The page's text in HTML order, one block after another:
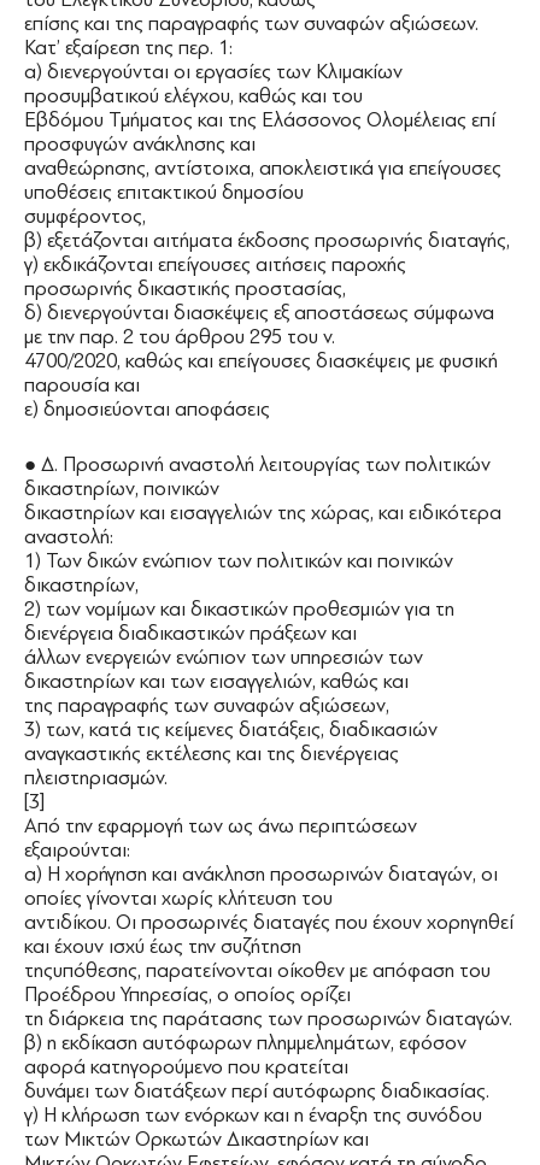
επίσης και της παραγραφής των συναφών αξιώσεων.
Κατ’ εξαίρεση της περ. 1:
α) διενεργούνται οι εργασίες των Κλιμακίων
προσυμβατικού ελέγχου, καθώς και του
Εβδόμου Τμήματος και της Ελάσσονος Ολομέλειας επί
προσφυγών ανάκλησης και
αναθεώρησης, αντίστοιχα, αποκλειστικά για επείγουσες
υποθέσεις επιτακτικού δημοσίου
συμφέροντος,
β) εξετάζονται αιτήματα έκδοσης προσωρινής διαταγής,
γ) εκδικάζονται επείγουσες αιτήσεις παροχής
προσωρινής δικαστικής προστασίας,
δ) διενεργούνται διασκέψεις εξ αποστάσεως σύμφωνα
με την παρ. 2 του άρθρου 295 του ν.
4700/2020, καθώς και επείγουσες διασκέψεις με φυσική
παρουσία και
ε) δημοσιεύονται αποφάσεις
● Δ. Προσωρινή αναστολή λειτουργίας των πολιτικών
δικαστηρίων, ποινικών
δικαστηρίων και εισαγγελιών της χώρας, και ειδικότερα
αναστολή:
1) Των δικών ενώπιον των πολιτικών και ποινικών
δικαστηρίων,
2) των νομίμων και δικαστικών προθεσμιών για τη
διενέργεια διαδικαστικών πράξεων και
άλλων ενεργειών ενώπιον των υπηρεσιών των
δικαστηρίων και των εισαγγελιών, καθώς και
της παραγραφής των συναφών αξιώσεων,
3) των, κατά τις κείμενες διατάξεις, διαδικασιών
αναγκαστικής εκτέλεσης και της διενέργειας
πλειστηριασμών.
[3]
Από την εφαρμογή των ως άνω περιπτώσεων
εξαιρούνται:
α) Η χορήγηση και ανάκληση προσωρινών διαταγών, οι
οποίες γίνονται χωρίς κλήτευση του
αντιδίκου. Οι προσωρινές διαταγές που έχουν χορηγηθεί
και έχουν ισχύ έως την συζήτηση
τηςυπόθεσης, παρατείνονται οίκοθεν με απόφαση του
Προέδρου Υπηρεσίας, ο οποίος ορίζει
τη διάρκεια της παράτασης των προσωρινών διαταγών.
β) η εκδίκαση αυτόφωρων πλημμελημάτων, εφόσον
αφορά κατηγορούμενο που κρατείται
δυνάμει των διατάξεων περί αυτόφωρης διαδικασίας.
γ) Η κλήρωση των ενόρκων και η έναρξη της συνόδου
των Μικτών Ορκωτών Δικαστηρίων και